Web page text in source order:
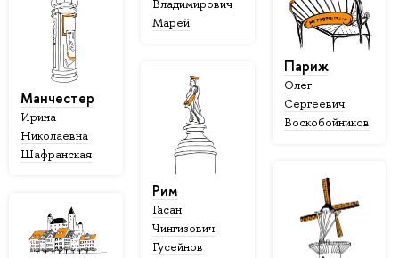
Владимирович
Марей
Манчестер
Ирина
Николаевна
Шафранская
Париж
Олег
Сергеевич
Воскобойников
Рим
Гасан
Чингизович
Гусейнов